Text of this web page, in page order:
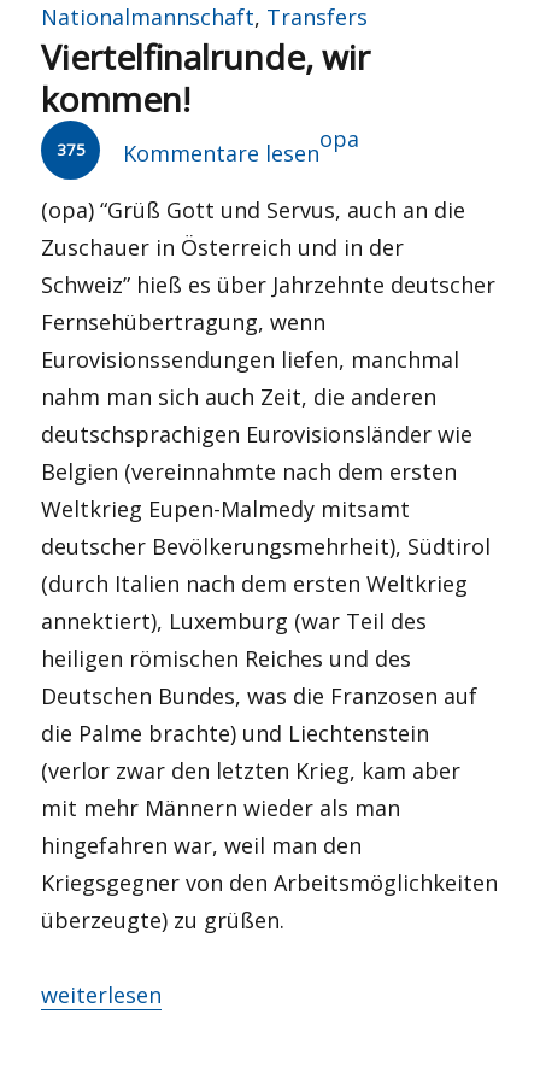
Nationalmannschaft, Transfers
Viertelfinalrunde, wir
kommen!
375 Kommentare lesen
Autor
opa
(opa) “Grüß Gott und Servus, auch an die
Zuschauer in Österreich und in der
Schweiz” hieß es über Jahrzehnte deutscher
Fernsehübertragung, wenn
Eurovisionssendungen liefen, manchmal
nahm man sich auch Zeit, die anderen
deutschsprachigen Eurovisionsländer wie
Belgien (vereinnahmte nach dem ersten
Weltkrieg Eupen-Malmedy mitsamt
deutscher Bevölkerungsmehrheit), Südtirol
(durch Italien nach dem ersten Weltkrieg
annektiert), Luxemburg (war Teil des
heiligen römischen Reiches und des
Deutschen Bundes, was die Franzosen auf
die Palme brachte) und Liechtenstein
(verlor zwar den letzten Krieg, kam aber
mit mehr Männern wieder als man
hingefahren war, weil man den
Kriegsgegner von den Arbeitsmöglichkeiten
überzeugte) zu grüßen.
„Viertelfinalrunde, wir kommen!“
weiterlesen